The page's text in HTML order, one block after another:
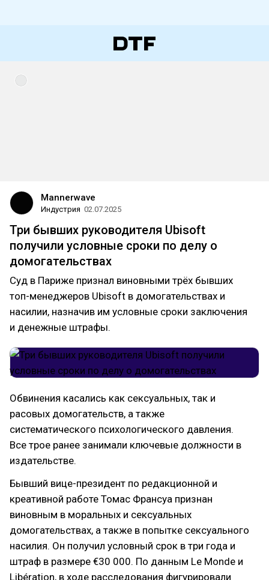
Mannerwave
Индустрия 02.07.2025
Три бывших руководителя Ubisoft
получили условные сроки по делу о
домогательствах
Суд в Париже признал виновными трёх бывших
топ-менеджеров Ubisoft в домогательствах и
насилии, назначив им условные сроки заключения
и денежные штрафы.
Обвинения касались как сексуальных, так и
расовых домогательств, а также
систематического психологического давления.
Все трое ранее занимали ключевые должности в
издательстве.
Бывший вице-президент по редакционной и
креативной работе Томас Франсуа признан
виновным в моральных и сексуальных
домогательствах, а также в попытке сексуального
насилия. Он получил условный срок в три года и
штраф в размере €30 000. По данным Le Monde и
Libération, в ходе расследования фигурировали